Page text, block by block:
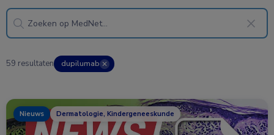
59 resultaten dupilumab ✕
Nieuws Dermatologie, Kindergeneeskunde